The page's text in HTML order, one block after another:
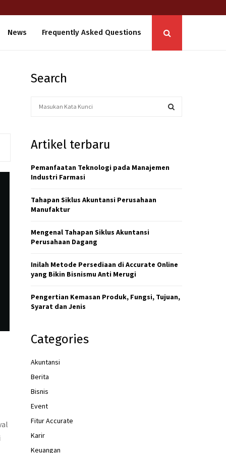
News Frequently Asked Questions
Search
c
f
o
:
A
Artikel terbaru
Pemanfaatan Teknologi pada Manajemen
Industri Farmasi
Tahapan Siklus Akuntansi Perusahaan
Manufaktur
Mengenal Tahapan Siklus Akuntansi
Perusahaan Dagang
Inilah Metode Persediaan di Accurate Online
yang Bikin Bisnismu Anti Merugi
Pengertian Kemasan Produk, Fungsi, Tujuan,
Syarat dan Jenis
Categories
Akuntansi
Berita
Bisnis
Event
Fitur Accurate
Karir
Keuangan